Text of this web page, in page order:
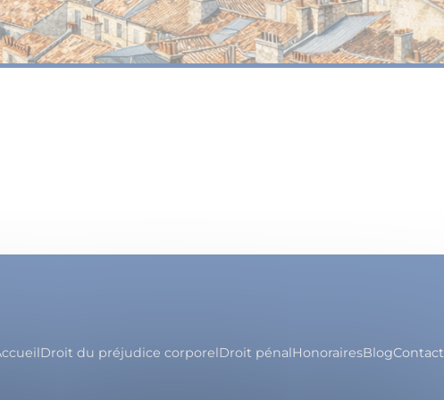
Droit du préjudice corporelDroit pénalHonorairesBlogContact